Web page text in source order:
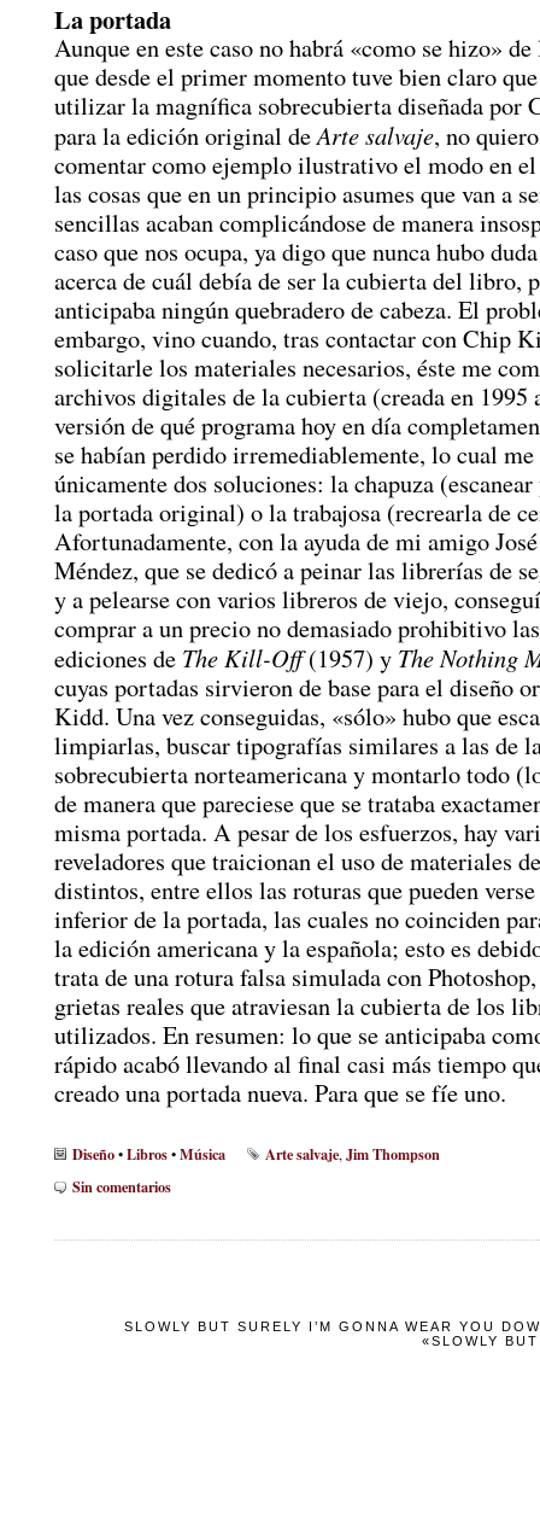
La portada
Aunque en este caso no habrá «como se hizo»
que desde el primer momento tuve bien claro
utilizar la magnífica sobrecubierta diseñada por
para la edición original deArte salvaje, no
comentar como ejemplo ilustrativo el modo en el
las cosas que en un principio asumes que van a
sencillas acaban complicándose de manera
caso que nos ocupa, ya digo que nunca hubo
acerca de cuál debía de ser la cubierta del libro,
anticipaba ningún quebradero de cabeza. El
embargo, vino cuando, tras contactar con Chip
solicitarle los materiales necesarios, éste me
archivos digitales de la cubierta (creada en 1995
versión de qué programa hoy en día
se habían perdido irremediablemente, lo cual me
únicamente dos soluciones: la chapuza
la portada original) o la trabajosa (recrearla de
Afortunadamente, con la ayuda de mi amigo
Méndez, que se dedicó a peinar las librerías de
y a pelearse con varios libreros de viejo,
comprar a un precio no demasiado prohibitivo
ediciones de The Kill-Off(1957) y The Nothing
cuyas portadas sirvieron de base para el diseño
Kidd. Una vez conseguidas, «sólo» hubo que
limpiarlas, buscar tipografías similares a las de
sobrecubierta norteamericana y montarlo todo
de manera que pareciese que se trataba
misma portada. A pesar de los esfuerzos, hay
reveladores que traicionan el uso de materiales
distintos, entre ellos las roturas que pueden
inferior de la portada, las cuales no coinciden
la edición americana y la española; esto es
trata de una rotura falsa simulada con
grietas reales que atraviesan la cubierta de los
utilizados. En resumen: lo que se anticipaba
rápido acabó llevando al final casi más tiempo
creado una portada nueva. Para que se fíe uno.
Diseño•Libros•Música Arte salvaje, Jim Thompson
Sin comentarios
SLOWLY BUT SURELY I’M GONNA WEAR YOU
«SLOWLY